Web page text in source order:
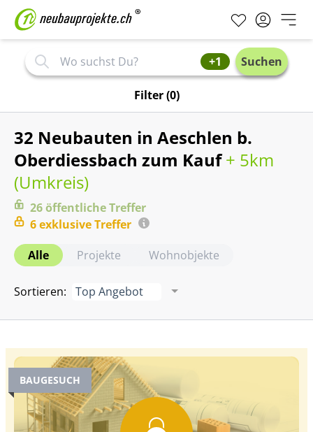
+1 Suchen
Filter(0)
32 Neubauten in Aeschlen b.
Oberdiessbach zum Kauf+ 5km
(Umkreis)
26öffentlicheTreffer
6exklusiveTreffer
Alle
Projekte Wohnobjekte
Sortieren: Top Angebot
BAUGESUCH